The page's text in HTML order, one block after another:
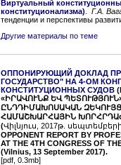
Виртуальный
конституционализма)
Г.А.
тенденции и перспективы
Другие материалы по теме
ОППОНИРУЮЩИЙ ДОКЛАД
ГОСУДАРСТВО" НА 4-ОМ
КОНСТИТУЦИОННЫХ СУДОВ
«ԻՐԱՎՈՒՆՔ ԵՎ
ԸՆԴԴԻՄԱԽՈՍԱԿԱՆ
ՀԱՄԱՇԽԱՐՀԱՅԻՆ
(Վիլնյուս, 2017թ.
OPPONENT REPORT BY
AT THE 4TH CONGRESS OF
(Vilnius, 13 September 2017).
[pdf, 0.3mb]